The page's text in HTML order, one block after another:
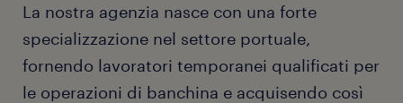
La nostra agenzia nasce con una forte
specializzazione nel settore portuale,
fornendo lavoratori temporanei qualificati per
le operazioni di banchina e acquisendo così